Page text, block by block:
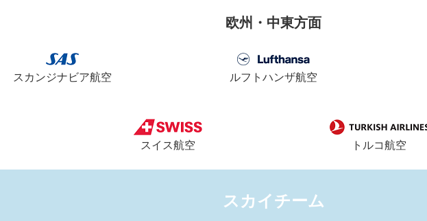
欧州・中東方面
スカンジナビア航空 ルフトハンザ航空
スイス航空 トルコ航空
スカイチーム